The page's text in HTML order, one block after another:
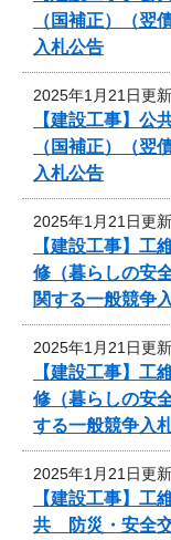
（国補正）（翌
入札公告
2025年1月21日更新
【建設工事】公
（国補正）（翌
入札公告
2025年1月21日更新
【建設工事】
修（暮らしの安
関する一般競争
2025年1月21日更新
【建設工事】
修（暮らしの安
する一般競争入
2025年1月21日更新
【建設工事】
共 防災・安全